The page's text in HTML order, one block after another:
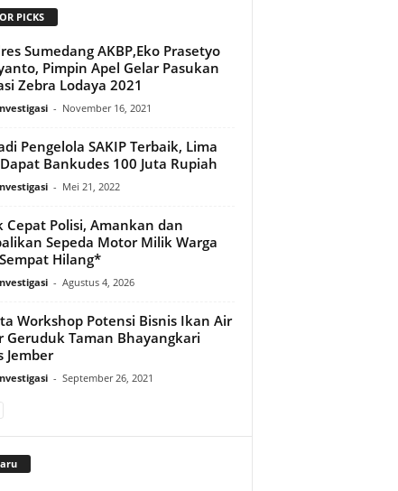
PICKS
Sumedang AKBP,Eko Prasetyo
Pimpin Apel Gelar Pasukan
Zebra Lodaya 2021
- November 16, 2021
Pengelola SAKIP Terbaik, Lima
Bankudes 100 Juta Rupiah
- Mei 21, 2022
Cepat Polisi, Amankan dan
Sepeda Motor Milik Warga
Hilang*
- Agustus 4, 2026
Workshop Potensi Bisnis Ikan Air
Geruduk Taman Bhayangkari
Jember
- September 26, 2021